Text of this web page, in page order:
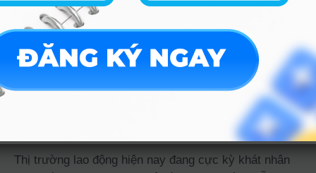
Sự linh hoạt và tinh thần thép:Bạn phải là
người bình tĩnh nhất khi có sự cố xảy ra (xe
hỏng, khách lạc, thời tiết xấu) để tìm ra
phương án giải quyết nhanh nhất.
Thị trường lao động hiện nay đang cực kỳ khát nhân